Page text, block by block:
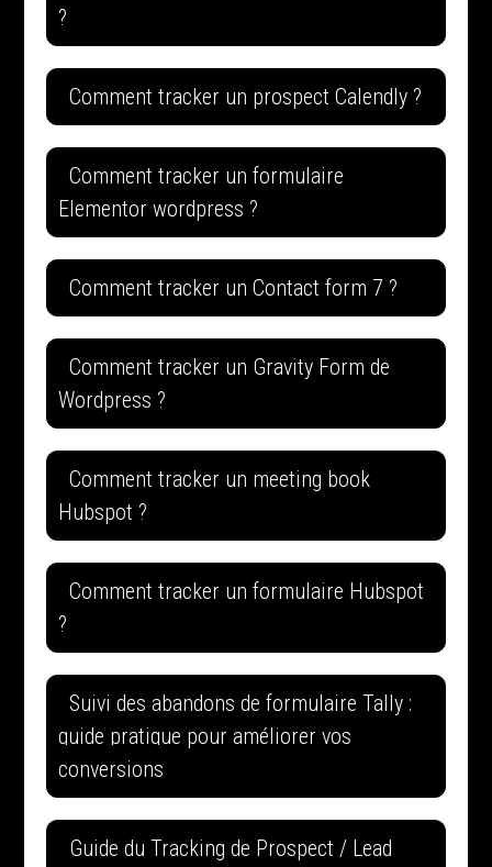
?
Comment tracker un prospect Calendly ?
Comment tracker un formulaire
Elementor wordpress ?
Comment tracker un Contact form 7 ?
Comment tracker un Gravity Form de
Wordpress ?
Comment tracker un meeting book
Hubspot ?
Comment tracker un formulaire Hubspot
?
Suivi des abandons de formulaire Tally :
guide pratique pour améliorer vos
conversions
Guide du Tracking de Prospect / Lead